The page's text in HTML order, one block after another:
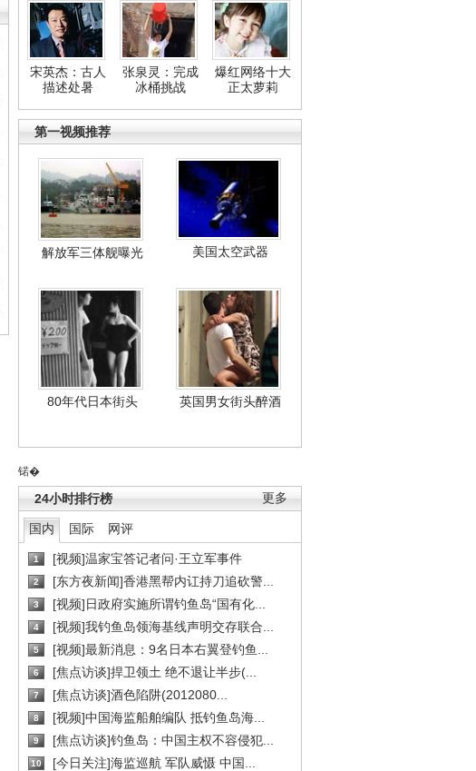
宋英杰：古人
描述处暑
张泉灵：完成
冰桶挑战
爆红网络十大
正太萝莉
第一视频推荐
解放军三体舰曝光 美国太空武器
80年代日本街头 英国男女街头醉酒
锘�
更多
24小时排行榜
国内 国际 网评
1 [视频]温家宝答记者问·王立军事件
2 [东方夜新闻]香港黑帮内讧持刀追砍警...
3 [视频]日政府实施所谓钓鱼岛“国有化...
4 [视频]我钓鱼岛领海基线声明交存联合...
5 [视频]最新消息：9名日本右翼登钓鱼...
6 [焦点访谈]捍卫领土 绝不退让半步(...
7 [焦点访谈]酒色陷阱(2012080...
8 [视频]中国海监船舶编队 抵钓鱼岛海...
9 [焦点访谈]钓鱼岛：中国主权不容侵犯...
10 [今日关注]海监巡航 军队威慑 中国...